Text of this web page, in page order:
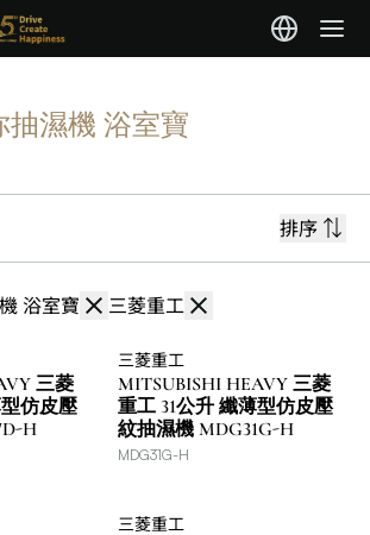
抽濕機 浴室寶
排序
浴室寶 三菱重工
三菱
仿皮壓
H
三菱重工
MITSUBISHI HEAVY 三菱
重工 31公升 纖薄型仿皮壓
紋抽濕機 MDG31G-H
MDG31G-H
三菱重工